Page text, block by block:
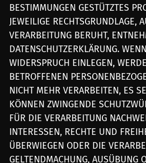
BESTIMMUNGEN GESTÜTZTES
JEWEILIGE RECHTSGRUNDLAGE,
VERARBEITUNG BERUHT,
DATENSCHUTZERKLÄRUNG.
WIDERSPRUCH EINLEGEN,
BETROFFENEN
NICHT MEHR VERARBEITEN, ES
KÖNNEN ZWINGENDE
FÜR DIE VERARBEITUNG
INTERESSEN, RECHTE UND
ÜBERWIEGEN ODER DIE
GELTENDMACHUNG, AUSÜBUNG